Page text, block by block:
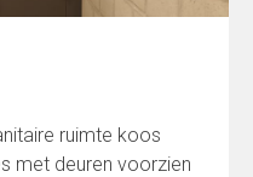
ruimte koos
met deuren voorzien